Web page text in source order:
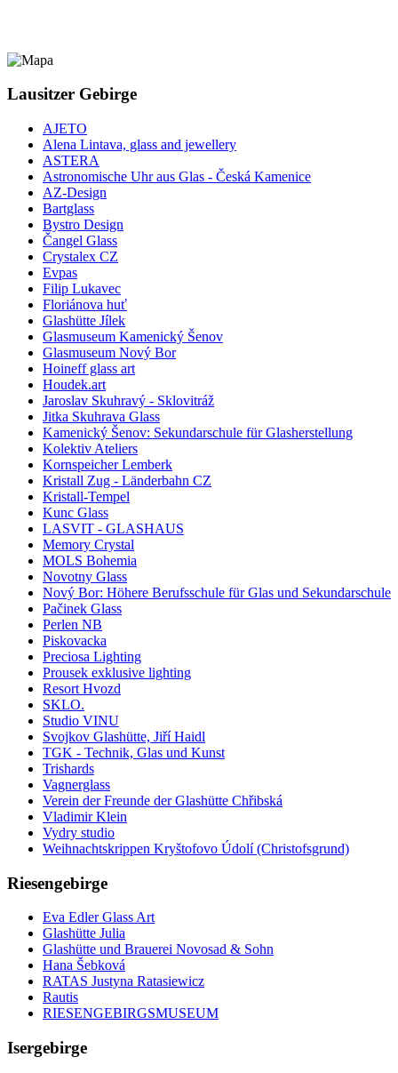
Lausitzer Gebirge
AJETO
Alena Lintava, glass and jewellery
ASTERA
Astronomische Uhr aus Glas - Česká Kamenice
AZ-Design
Bartglass
Bystro Design
Čangel Glass
Crystalex CZ
Evpas
Filip Lukavec
Floriánova huť
Glashütte Jílek
Glasmuseum Kamenický Šenov
Glasmuseum Nový Bor
Hoineff glass art
Houdek.art
Jaroslav Skuhravý - Sklovitráž
Jitka Skuhrava Glass
Kamenický Šenov: Sekundarschule für Glasherstellung
Kolektiv Ateliers
Kornspeicher Lemberk
Kristall Zug - Länderbahn CZ
Kristall-Tempel
Kunc Glass
LASVIT - GLASHAUS
Memory Crystal
MOLS Bohemia
Novotny Glass
Nový Bor: Höhere Berufsschule für Glas und Sekundarschule
Pačinek Glass
Perlen NB
Piskovacka
Preciosa Lighting
Prousek exklusive lighting
Resort Hvozd
SKLO.
Studio VINU
Svojkov Glashütte, Jiří Haidl
TGK - Technik, Glas und Kunst
Trishards
Vagnerglass
Verein der Freunde der Glashütte Chřibská
Vladimir Klein
Vydry studio
Weihnachtskrippen Kryštofovo Údolí (Christofsgrund)
Riesengebirge
Eva Edler Glass Art
Glashütte Julia
Glashütte und Brauerei Novosad & Sohn
Hana Šebková
RATAS Justyna Ratasiewicz
Rautis
RIESENGEBIRGSMUSEUM
Isergebirge